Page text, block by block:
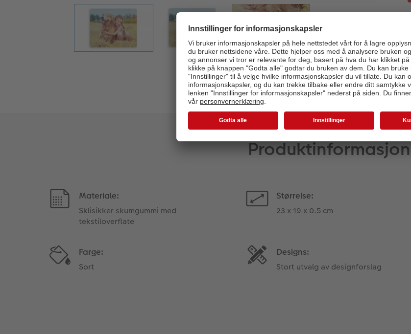
Produktinformasjon
Materiale:
Sklisikker skumgummi med
tekstiloverflate
Størrelse:
23 x 19 x 0.5 cm
Farge:
Sort
Designs:
Stort utvalg av designforslag